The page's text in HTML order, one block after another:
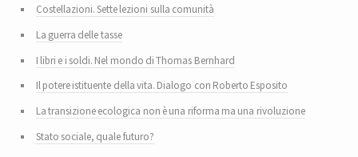
Costellazioni. Sette lezioni sulla comunità
La guerra delle tasse
I libri e i soldi. Nel mondo di Thomas Bernhard
Il potere istituente della vita. Dialogo con Roberto Esposito
La transizione ecologica non è una riforma ma una rivoluzione
Stato sociale, quale futuro?